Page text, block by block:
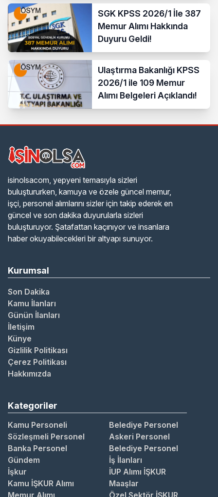
SGK KPSS 2026/1 İle 387
Memur Alımı Hakkında
Duyuru Geldi!
Ulaştırma Bakanlığı KPSS
2026/1 ile 109 Memur
Alımı Belgeleri Açıklandı!
isinolsacom, yepyeni temasıyla sizleri
buluştururken, kamuya ve özele güncel memur,
işçi, personel alımlarını sizler için takip ederek en
güncel ve son dakika duyurularla sizleri
buluşturuyor. Şatafattan kaçınıyor ve insanlara
haber okuyabilecekleri bir altyapı sunuyor.
Kurumsal
Son Dakika
Kamu İlanları
Günün İlanları
İletişim
Künye
Gizlilik Politikası
Çerez Politikası
Hakkımızda
Kategoriler
Kamu Personeli
Belediye Personel
Sözleşmeli Personel
Askeri Personel
Banka Personel
Belediye Personel
Gündem
İş İlanları
İşkur
İUP Alımı İŞKUR
Kamu İŞKUR Alımı
Maaşlar